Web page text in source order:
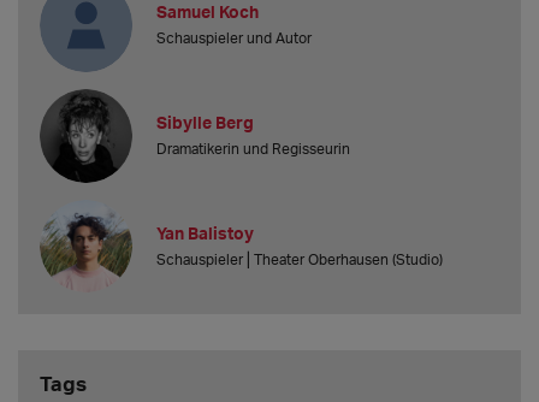
Samuel Koch
Schauspieler und Autor
Sibylle Berg
Dramatikerin und Regisseurin
Yan Balistoy
Schauspieler⎟ Theater Oberhausen (Studio)
Tags